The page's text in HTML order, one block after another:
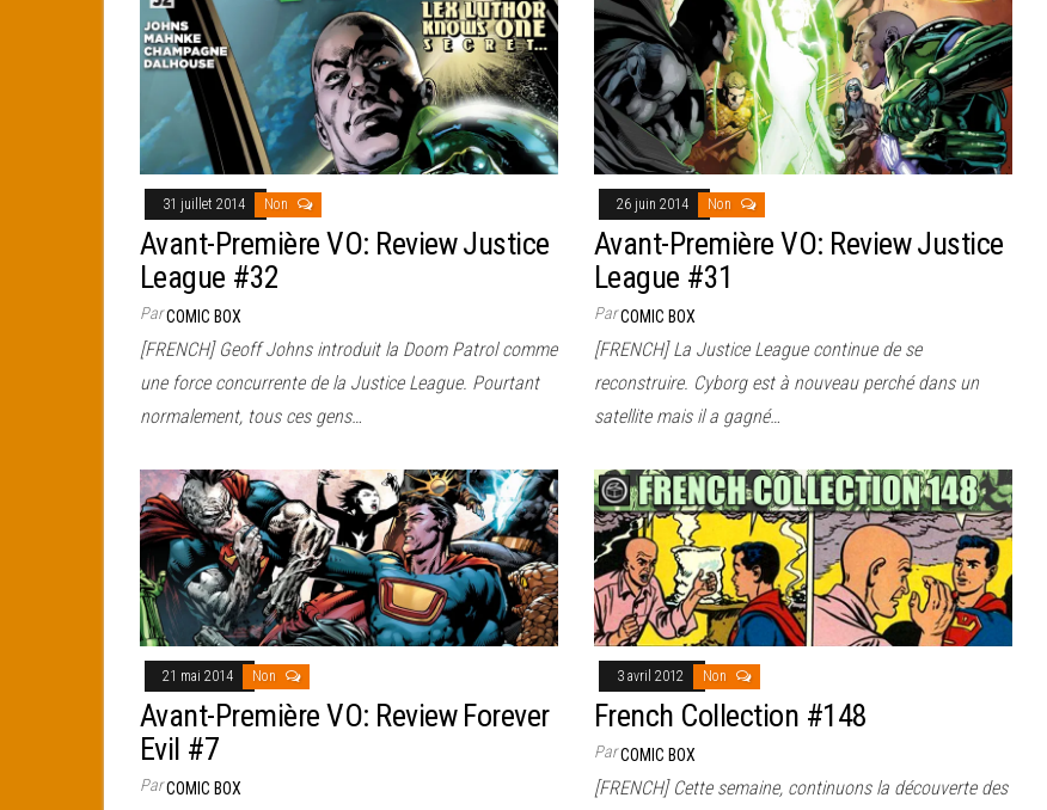
31 juillet 2014 Non
Avant-Première VO: Review Justice
League #32
ParCOMIC BOX
[FRENCH] Geoff Johns introduit la Doom Patrol comme
une force concurrente de la Justice League. Pourtant
normalement, tous ces gens…
26 juin 2014 Non
Avant-Première VO: Review Justice
League #31
ParCOMIC BOX
[FRENCH] La Justice League continue de se
reconstruire. Cyborg est à nouveau perché dans un
satellite mais il a gagné…
21 mai 2014 Non
Avant-Première VO: Review Forever
Evil #7
ParCOMIC BOX
3 avril 2012 Non
French Collection #148
ParCOMIC BOX
[FRENCH] Cette semaine, continuons la découverte des